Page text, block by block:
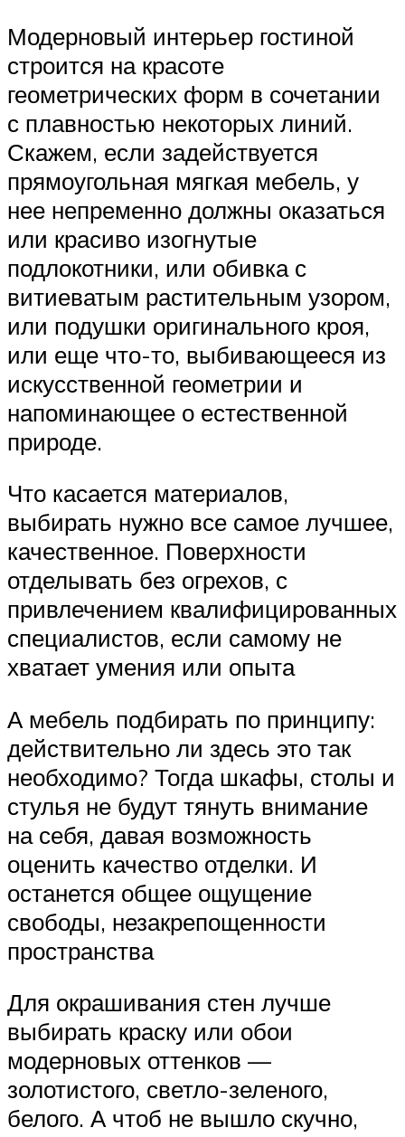
Модерновый интерьер гостиной
строится на красоте
геометрических форм в сочетании
с плавностью некоторых линий.
Скажем, если задействуется
прямоугольная мягкая мебель, у
нее непременно должны оказаться
или красиво изогнутые
подлокотники, или обивка с
витиеватым растительным узором,
или подушки оригинального кроя,
или еще что-то, выбивающееся из
искусственной геометрии и
напоминающее о естественной
природе.
Что касается материалов,
выбирать нужно все самое лучшее,
качественное. Поверхности
отделывать без огрехов, с
привлечением квалифицированных
специалистов, если самому не
хватает умения или опыта
А мебель подбирать по принципу:
действительно ли здесь это так
необходимо? Тогда шкафы, столы и
стулья не будут тянуть внимание
на себя, давая возможность
оценить качество отделки. И
останется общее ощущение
свободы, незакрепощенности
пространства
Для окрашивания стен лучше
выбирать краску или обои
модерновых оттенков —
золотистого, светло-зеленого,
белого. А чтоб не вышло скучно,